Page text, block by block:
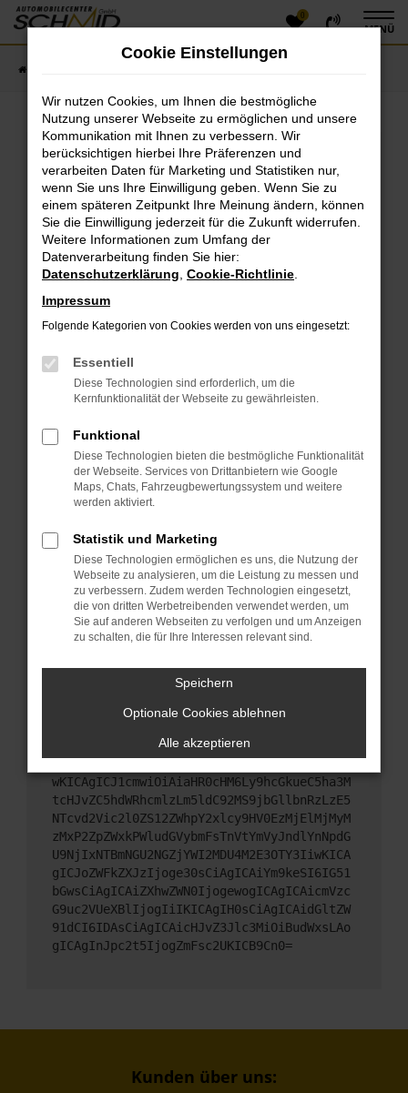
Zum
Hauptinhalt
0
MENÜ
Fehler: Network Error
Beim Laden ist ein Fehler aufgetreten.
Hier sind ein paar Tipps, die dir helfen können:
Überprüfe deine Firewall und deine
Internetverbindung.
Laden andere Webseiten, zum Beispiel deine
Suchmaschine?
Prüfe deine Browsererweiterungen.
das Laden bestimmter Seiten verhindern.
Funktioniert die Seite in einem anderen Browser
oder in einem privaten Fenster?
Das kann manchmal helfen, vorübergehende
Probleme zu beheben.
Stelle sicher, dass dein Browser und dein
Betriebssystem auf dem neuesten Stand sind.
Sicherheitsrisiko, sondern kann auch dazu führen,
dass bestimmte Funktionen nicht mehr
unterstützt werden.
Wende dich an den Webseitenbetreiber.
Wenn du alle oben genannten Schritte versucht
hast, kontaktiere uns bitte. Wir werden versuchen,
das Problem zu beheben. Du kannst uns diesen
Text schicken, um uns bei der Fehlersuche zu
unterstützen:
ewogICJuYW1lIjogIk5ldHdvcmtFcnJvciIsCiAgI
mNvbmZpZyI6IHsKICAgICJtZXRob2QiOiAiR0VUIi
wKICAgICJ1cmwiOiAiaHR0cHM6Ly9hcGkueC5ha3M
tcHJvZC5hdWRhcmlzLm5ldC92MS9jbGllbnRzLzE5
NTcvd2Vic2l0ZS12ZWhpY2xlcy9HV0EzMjElMjMyM
zMxP2ZpZWxkPWludGVybmFsTnVtYmVyJndlYnNpdG
U9NjIxNTBmNGU2NGZjYWI2MDU4M2E3OTY3IiwKICA
gICJoZWFkZXJzIjoge30sCiAgICAiYm9keSI6IG51
bGwsCiAgICAiZXhwZWN0IjogewogICAgICAicmVzc
G9uc2VUeXBlIjogIiIKICAgIH0sCiAgICAidGltZW
91dCI6IDAsCiAgICAicHJvZ3Jlc3MiOiBudWxsLAo
gICAgInJpc2t5IjogZmFsc2UKICB9Cn0=
Kunden über uns:
Cookie Einstellungen
Wir nutzen Cookies, um Ihnen die bestmögliche
Nutzung unserer Webseite zu ermöglichen und unsere
Kommunikation mit Ihnen zu verbessern. Wir
berücksichtigen hierbei Ihre Präferenzen und
verarbeiten Daten für Marketing und Statistiken nur,
wenn Sie uns Ihre Einwilligung geben. Wenn Sie zu
einem späteren Zeitpunkt Ihre Meinung ändern, können
Sie die Einwilligung jederzeit für die Zukunft widerrufen.
Weitere Informationen zum Umfang der
Datenverarbeitung finden Sie hier:
Datenschutzerklärung Cookie-Richtlinie
Impressum
Folgende Kategorien von Cookies werden von uns eingesetzt:
Essentiell
Diese Technologien sind erforderlich, um die
Kernfunktionalität der Webseite zu gewährleisten.
Funktional
Diese Technologien bieten die bestmögliche Funktionalität
der Webseite. Services von Drittanbietern wie Google
Maps, Chats, Fahrzeugbewertungssystem und weitere
werden aktiviert.
Statistik und Marketing
Diese Technologien ermöglichen es uns, die Nutzung der
Webseite zu analysieren, um die Leistung zu messen und
zu verbessern. Zudem werden Technologien eingesetzt,
die von dritten Werbetreibenden verwendet werden, um
Sie auf anderen Webseiten zu verfolgen und um Anzeigen
zu schalten, die für Ihre Interessen relevant sind.
Speichern
Optionale Cookies ablehnen
Alle akzeptieren